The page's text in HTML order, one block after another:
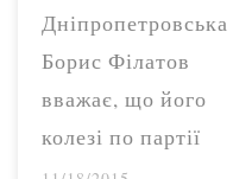
Дніпропетровська
Борис Філатов
вважає, що його
колезі по партії